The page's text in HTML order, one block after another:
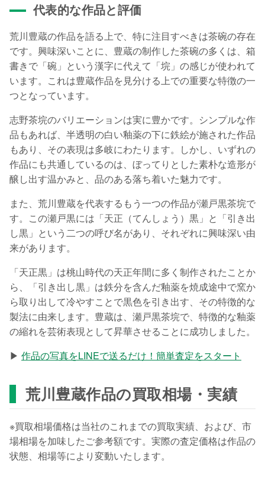
代表的な作品と評価
荒川豊蔵の作品を語る上で、特に注目すべきは茶碗の存在
です。興味深いことに、豊蔵の制作した茶碗の多くは、箱
書きで「碗」という漢字に代えて「垸」の感じが使われて
います。これは豊蔵作品を見分ける上での重要な特徴の一
つとなっています。
志野茶垸のバリエーションは実に豊かです。シンプルな作
品もあれば、半透明の白い釉薬の下に鉄絵が施された作品
もあり、その表現は多岐にわたります。しかし、いずれの
作品にも共通しているのは、ぼってりとした素朴な造形が
醸し出す温かみと、品のある落ち着いた魅力です。
また、荒川豊蔵を代表するもう一つの作品が瀬戸黒茶垸で
す。この瀬戸黒には「天正（てんしょう）黒」と「引き出
し黒」という二つの呼び名があり、それぞれに興味深い由
来があります。
「天正黒」は桃山時代の天正年間に多く制作されたことか
ら、「引き出し黒」は鉄分を含んだ釉薬を焼成途中で窯か
ら取り出して冷やすことで黒色を引き出す、その特徴的な
製法に由来します。豊蔵は、瀬戸黒茶垸で、特徴的な釉薬
の縮れを芸術表現として昇華させることに成功しました。
▶ 作品の写真をLINEで送るだけ！簡単査定をスタート
荒川豊蔵作品の買取相場・実績
※買取相場価格は当社のこれまでの買取実績、および、市
場相場を加味したご参考額です。実際の査定価格は作品の
状態、相場等により変動いたします。